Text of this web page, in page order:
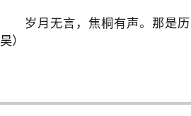
岁月无言，焦桐有声。那是
昊）